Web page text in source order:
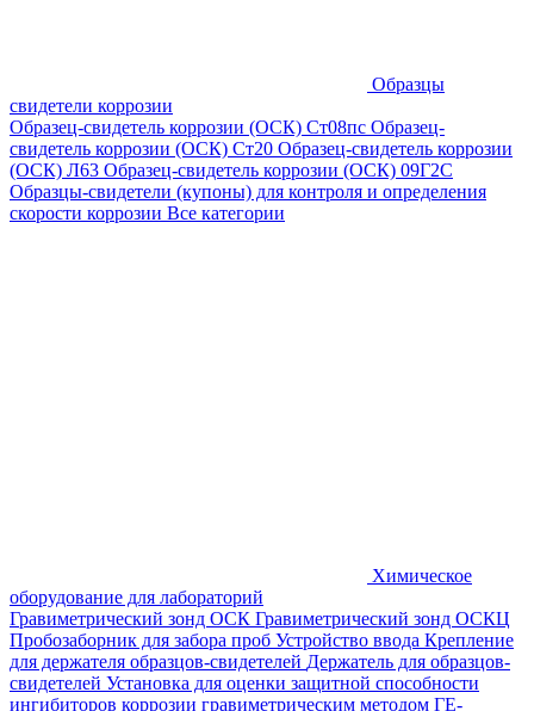
Образцы
свидетели коррозии
Образец-свидетель коррозии (ОСК) Ст08пс Образец-
свидетель коррозии (ОСК) Ст20 Образец-свидетель коррозии
(ОСК) Л63 Образец-свидетель коррозии (ОСК) 09Г2С
Образцы-свидетели (купоны) для контроля и определения
скорости коррозии Все категории
Химическое
оборудование для лабораторий
Гравиметрический зонд ОСК Гравиметрический зонд ОСКЦ
Пробозаборник для забора проб Устройство ввода Крепление
для держателя образцов-свидетелей Держатель для образцов-
свидетелей Установка для оценки защитной способности
ингибиторов коррозии гравиметрическим методом ГЕ-